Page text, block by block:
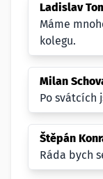
Ladislav
Máme
kolegu.
Milan
Po svátcích
Štěpán
Ráda bych